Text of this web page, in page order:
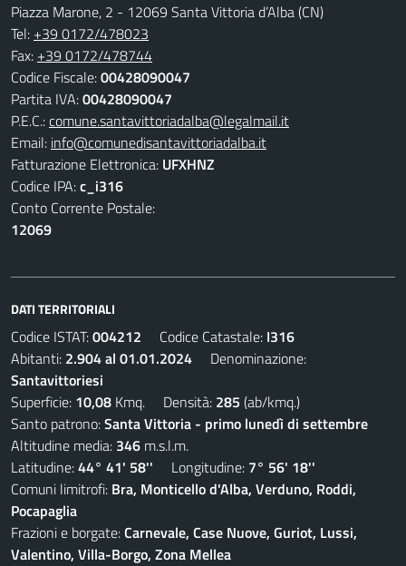
Piazza Marone, 2 - 12069 Santa Vittoria d’Alba (CN)
Tel: +39 0172/478023
Fax: +39 0172/478744
Codice Fiscale:00428090047
Partita IVA:00428090047
P.E.C.:comune.santavittoriadalba@legalmail.it
Email: info@comunedisantavittoriadalba.it
Fatturazione Elettronica: UFXHNZ
Codice IPA:c_i316
Conto Corrente Postale:
12069
DATI TERRITORIALI
Codice ISTAT:004212 Codice Catastale: I316
Abitanti: 2.904 al 01.01.2024 Denominazione:
Santavittoriesi
Superficie: 10,08 Kmq. Densità: 285 (ab/kmq.)
Santo patrono:Santa Vittoria - primo lunedì di settembre
Altitudine media: 346 m.s.l.m.
Latitudine:44° 41' 58'' Longitudine: 7° 56' 18''
Comuni limitrofi: Bra, Monticello d'Alba, Verduno, Roddi,
Pocapaglia
Frazioni e borgate:Carnevale, Case Nuove, Guriot, Lussi,
Valentino, Villa-Borgo, Zona Mellea